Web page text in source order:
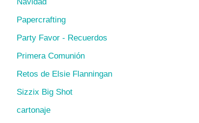
Papercrafting
Party Favor - Recuerdos
Primera Comunión
Retos de Elsie Flanningan
Sizzix Big Shot
cartonaje